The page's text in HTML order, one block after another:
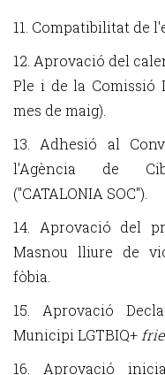
11. Compatibilitat de
12. Aprovació del
Ple i de la Comissió
mes de maig).
13. Adhesió al
l'Agència de
("CATALONIA SOC").
14. Aprovació del
Masnou lliure de
fòbia.
15. Aprovació
Municipi LGTBIQ+
16. Aprovació